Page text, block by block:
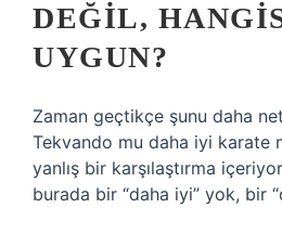
DEĞIL,
UYGUN?
Zaman geçtikçe şunu daha
Tekvando mu daha iyi karate
yanlış bir karşılaştırma
burada bir “daha iyi” yok, bir